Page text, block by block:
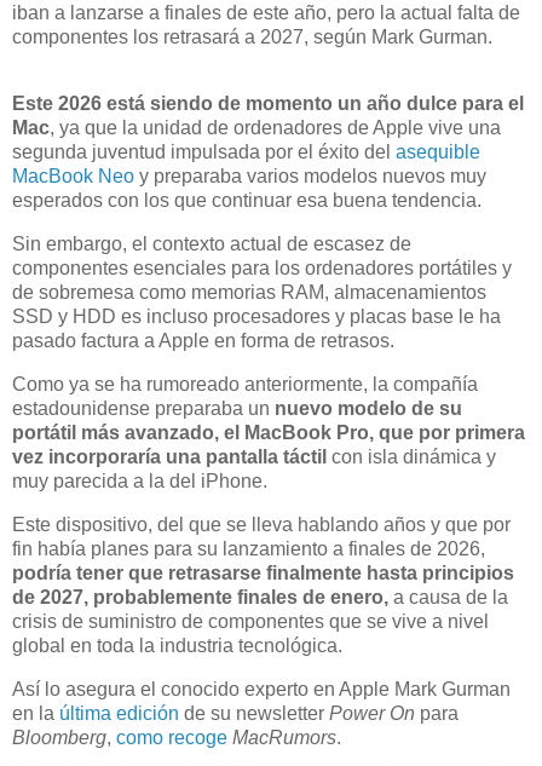
iban a lanzarse a finales de este año, pero la actual falta de
componentes los retrasará a 2027, según Mark Gurman.
Este 2026 está siendo de momento un año dulce para el
Mac, ya que la unidad de ordenadores de Apple vive una
segunda juventud impulsada por el éxito del asequible
MacBook Neo y preparaba varios modelos nuevos muy
esperados con los que continuar esa buena tendencia.
Sin embargo, el contexto actual de escasez de
componentes esenciales para los ordenadores portátiles y
de sobremesa como memorias RAM, almacenamientos
SSD y HDD es incluso procesadores y placas base le ha
pasado factura a Apple en forma de retrasos.
Como ya se ha rumoreado anteriormente, la compañía
estadounidense preparaba un nuevo modelo de su
portátil más avanzado, el MacBook Pro, que por primera
vez incorporaría una pantalla táctil con isla dinámica y
muy parecida a la del iPhone.
Este dispositivo, del que se lleva hablando años y que por
fin había planes para su lanzamiento a finales de 2026,
podría tener que retrasarse finalmente hasta principios
de 2027, probablemente finales de enero, a causa de la
crisis de suministro de componentes que se vive a nivel
global en toda la industria tecnológica.
Así lo asegura el conocido experto en Apple Mark Gurman
en la última edición de su newsletter Power On para
Bloomberg, como recoge MacRumors.